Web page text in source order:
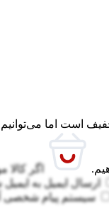
تخفیف است اما
اگر
ارسال ایمیل به
سیستم پیام